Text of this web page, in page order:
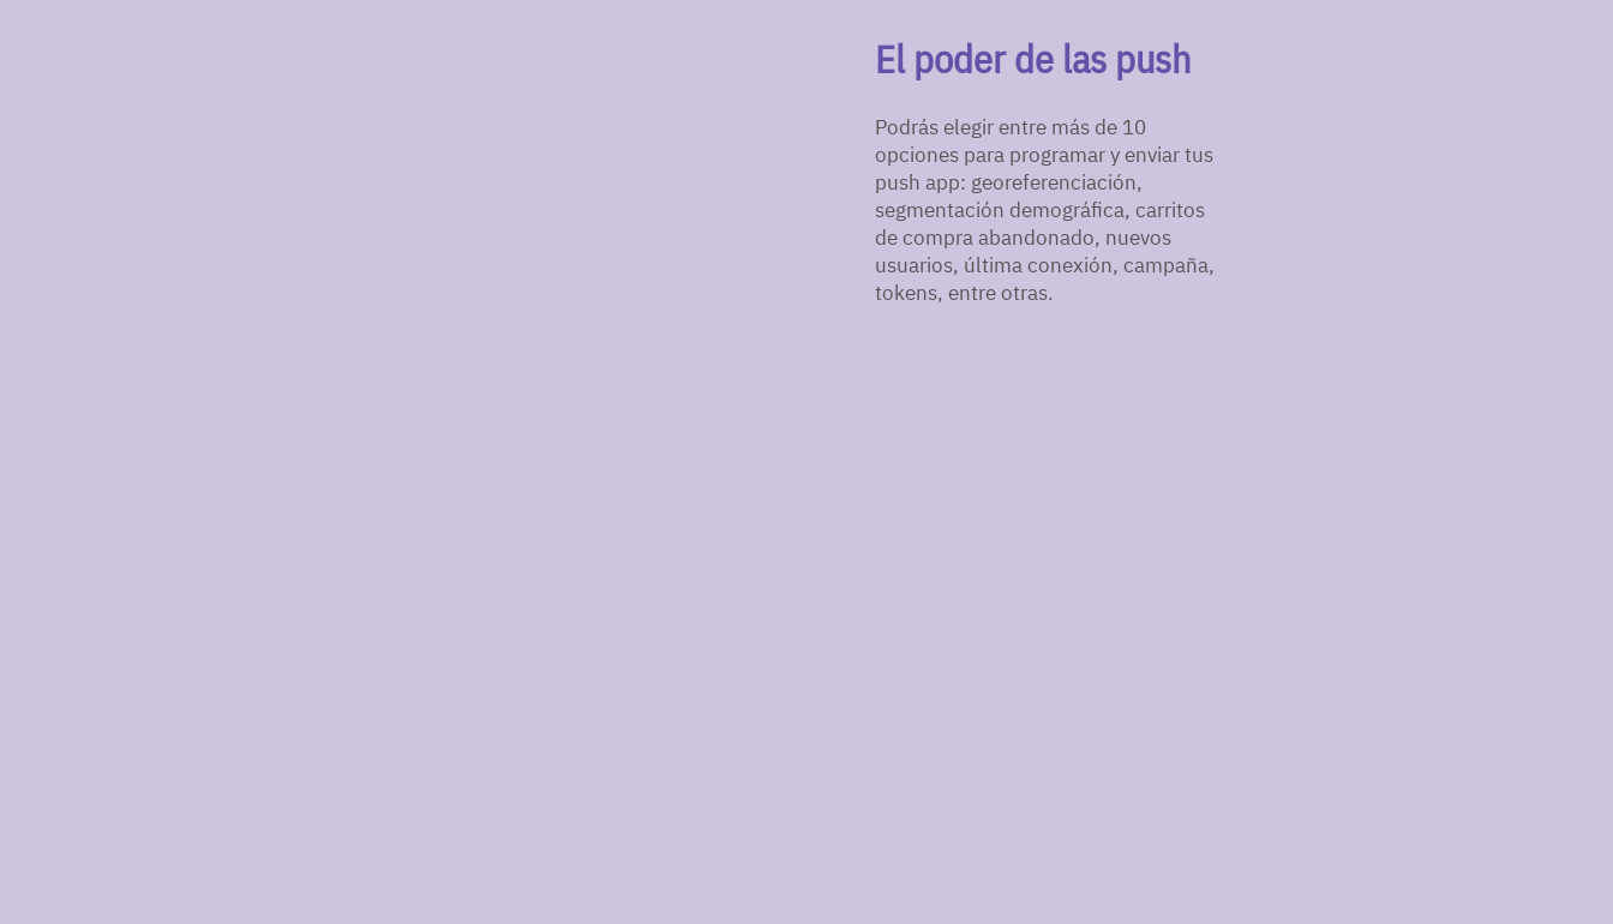
El poder de las push
Podrás elegir entre más de 10
opciones para programar y enviar tus
push app: georeferenciación,
segmentación demográfica, carritos
de compra abandonado, nuevos
usuarios, última conexión, campaña,
tokens, entre otras.